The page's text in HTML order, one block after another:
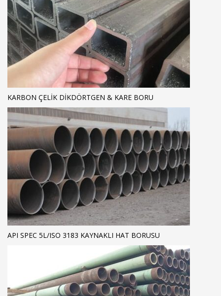
KARBON ÇELIK DIKDÖRTGEN & KARE BORU
API SPEC 5L/ISO 3183 KAYNAKLI HAT BORUSU